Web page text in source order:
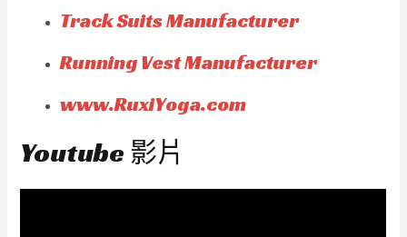
Track Suits Manufacturer
Running Vest Manufacturer
www.RuxiYoga.com
Youtube 影片